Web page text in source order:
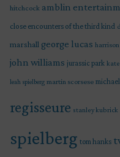
hitchcock amblin
close encounters of the third kind
marshall george lucas
john williams jurassic park
leah spielberg martin scorsese
regisseure stanley kubrick
spielberg tom hanks